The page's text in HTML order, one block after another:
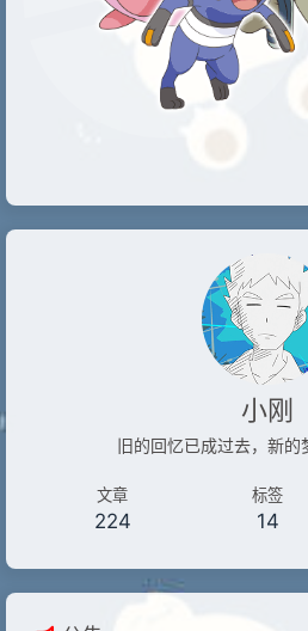
小刚
旧的回忆已成过去，新的
文章
224
标签
14